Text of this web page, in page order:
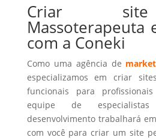
Criar
Massoterapeuta
com a Coneki
Como uma agência de
especializamos em criar
funcionais para
equipe de
desenvolvimento trabalhará
com você para criar um site